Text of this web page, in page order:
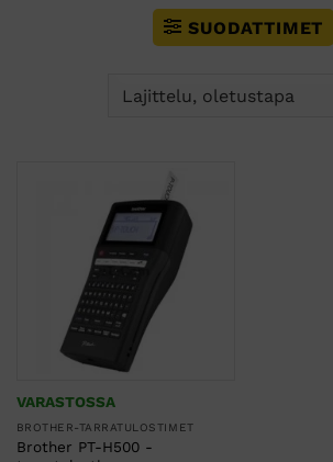
SUODATTIMET
VARASTOSSA
BROTHER-TARRATULOSTIMET
Brother PT-H500 -